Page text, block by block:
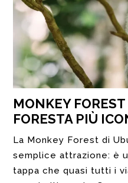
MONKEY
FORESTA PIÙ
La Monkey Forest di
semplice attrazione: è
tappa che quasi tutti i